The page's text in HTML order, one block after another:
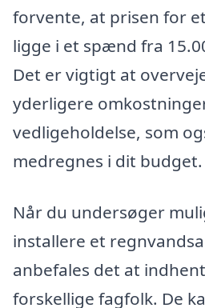
forvente, at prisen for
ligge i et spænd fra
Det er vigtigt at
yderligere
vedligeholdelse, som
medregnes i dit budget.
Når du undersøger
installere et
anbefales det at
forskellige fagfolk. De